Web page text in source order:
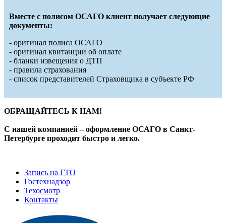
Вместе с полисом ОСАГО клиент получает следующие
документы:
- оригинал полиса ОСАГО
- оригинал квитанции об оплате
- бланки извещения о ДТП
- правила страхования
- список представителей Страховщика в субъекте РФ
ОБРАЩАЙТЕСЬ К НАМ!
С нашей компанией – оформление ОСАГО в Санкт-
Петербурге проходит быстро и легко.
Запись на ГТО
Гостехнадзор
Техосмотр
Контакты